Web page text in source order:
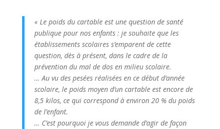
« Le poids du cartable est une question de santé
publique pour nos enfants : je souhaite que les
établissements scolaires s’emparent de cette
question, dès à présent, dans le cadre de la
prévention du mal de dos en milieu scolaire.
… Au vu des pesées réalisées en ce début d’année
scolaire, le poids moyen d’un cartable est encore de
8,5 kilos, ce qui correspond à environ 20 % du poids
de l’enfant.
… C’est pourquoi je vous demande d’agir de façon